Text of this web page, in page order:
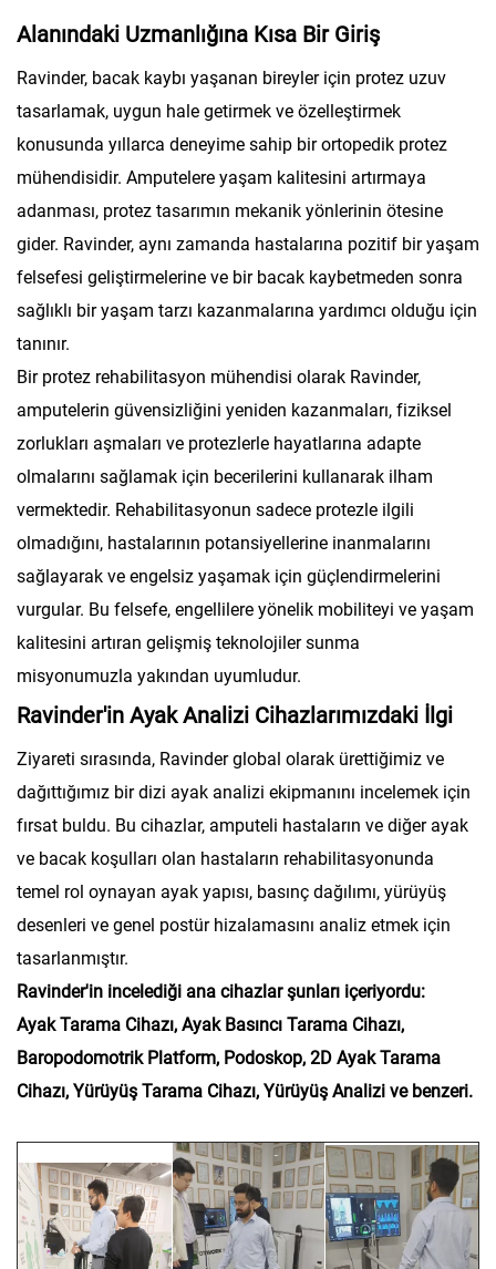
Alanındaki Uzmanlığına Kısa Bir Giriş
Ravinder, bacak kaybı yaşanan bireyler için protez uzuv
tasarlamak, uygun hale getirmek ve özelleştirmek
konusunda yıllarca deneyime sahip bir ortopedik protez
mühendisidir. Amputelere yaşam kalitesini artırmaya
adanması, protez tasarımın mekanik yönlerinin ötesine
gider. Ravinder, aynı zamanda hastalarına pozitif bir yaşam
felsefesi geliştirmelerine ve bir bacak kaybetmeden sonra
sağlıklı bir yaşam tarzı kazanmalarına yardımcı olduğu için
tanınır.
Bir protez rehabilitasyon mühendisi olarak Ravinder,
amputelerin güvensizliğini yeniden kazanmaları, fiziksel
zorlukları aşmaları ve protezlerle hayatlarına adapte
olmalarını sağlamak için becerilerini kullanarak ilham
vermektedir. Rehabilitasyonun sadece protezle ilgili
olmadığını, hastalarının potansiyellerine inanmalarını
sağlayarak ve engelsiz yaşamak için güçlendirmelerini
vurgular. Bu felsefe, engellilere yönelik mobiliteyi ve yaşam
kalitesini artıran gelişmiş teknolojiler sunma
misyonumuzla yakından uyumludur.
Ravinder'in Ayak Analizi Cihazlarımızdaki İlgi
Ziyareti sırasında, Ravinder global olarak ürettiğimiz ve
dağıttığımız bir dizi ayak analizi ekipmanını incelemek için
fırsat buldu. Bu cihazlar, amputeli hastaların ve diğer ayak
ve bacak koşulları olan hastaların rehabilitasyonunda
temel rol oynayan ayak yapısı, basınç dağılımı, yürüyüş
desenleri ve genel postür hizalamasını analiz etmek için
tasarlanmıştır.
Ravinder'in incelediği ana cihazlar şunları içeriyordu:
Ayak Tarama Cihazı, Ayak Basıncı Tarama Cihazı,
Baropodomotrik Platform, Podoskop, 2D Ayak Tarama
Cihazı, Yürüyüş Tarama Cihazı, Yürüyüş Analizi ve benzeri.